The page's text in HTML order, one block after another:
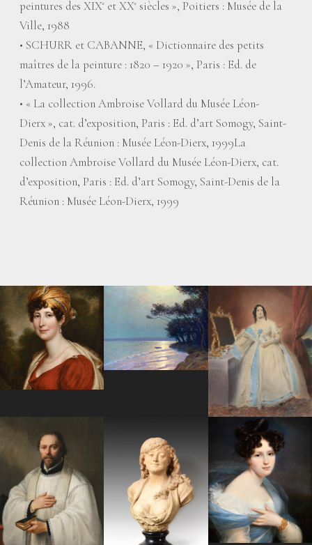
peintures des XIXe et XXe siècles », Poitiers : Musée de la
Ville, 1988
• SCHURR et CABANNE, « Dictionnaire des petits
maîtres de la peinture : 1820 – 1920 », Paris : Ed. de
l’Amateur, 1996.
• « La collection Ambroise Vollard du Musée Léon-
Dierx», cat. d’exposition, Paris : Ed. d’art Somogy, Saint-
Denis de la Réunion : Musée Léon-Dierx, 1999La
collection Ambroise Vollard du Musée Léon-Dierx, cat.
d’exposition, Paris : Ed. d’art Somogy, Saint-Denis de la
Réunion : Musée Léon-Dierx, 1999